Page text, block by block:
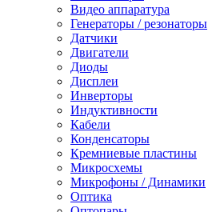
Видео аппаратура
Генераторы / резонаторы
Датчики
Двигатели
Диоды
Дисплеи
Инверторы
Индуктивности
Кабели
Конденсаторы
Кремниевые пластины
Микросхемы
Микрофоны / Динамики
Оптика